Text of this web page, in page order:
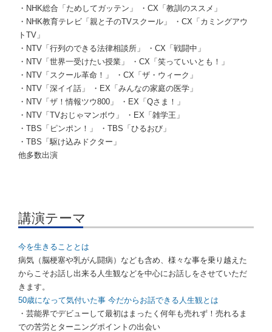
・NHK総合「ためしてガッテン」 ・CX「教訓のススメ」
・NHK教育テレビ「親と子のTVスクール」 ・CX「カミングアウ
トTV」
・NTV「行列のできる法律相談所」 ・CX「戦闘中」
・NTV「世界一受けたい授業」 ・CX「笑っていいとも！」
・NTV「スクール革命！」 ・CX「ザ・ウィーク」
・NTV「深イイ話」 ・EX「みんなの家庭の医学」
・NTV「ザ！情報ツウ800」 ・EX「Qさま！」
・NTV「TVおじゃマンボウ」 ・EX「雑学王」
・TBS「ピンポン！」 ・TBS「ひるおび」
・TBS「駆け込みドクター」
他多数出演
講演テーマ
今を生きることとは
病気（脳梗塞や乳がん闘病）なども含め、様々な事を乗り越えた
からこそお話し出来る人生観などを中心にお話しをさせていただ
きます。
50歳になって気付いた事 今だからお話できる人生観とは
・芸能界でデビューして最初はまったく何年も売れず！売れるま
での苦労とターニングポイントの出会い